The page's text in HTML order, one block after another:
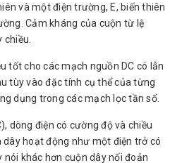
và một điện trường, E, biến thiên
Cảm kháng của cuộn từ lệ
tốt cho các mạch nguồn DC có lẫn
tùy vào đặc tính cụ thể của từng
dụng trong các mạch lọc tần số.
dòng điện có cường độ và chiều
hoạt động như một điện trở có
khác hơn cuộn dây nối đoản